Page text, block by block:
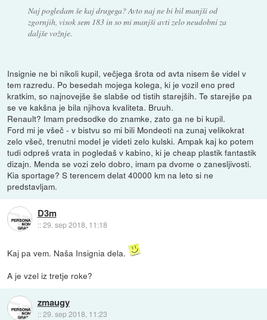
Naj pogledam še kaj drugega? Avto naj ne bi bil manjši od
zgornjih, visok sem 183 in so mi manjši avti zelo neudobni za
daljše vožnje.
Insignie ne bi nikoli kupil, večjega šrota od avta nisem še videl v
tem razredu. Po besedah mojega kolega, ki je vozil eno pred
kratkim, so najnovejše še slabše od tistih starejših. Te starejše pa
se ve kakšna je bila njihova kvaliteta. Bruuh.
Renault? Imam predsodke do znamke, zato ga ne bi kupil.
Ford mi je všeč - v bistvu so mi bili Mondeoti na zunaj velikokrat
zelo všeč, trenutni model je videti zelo kulski. Ampak kaj ko potem
tudi odpreš vrata in pogledaš v kabino, ki je cheap plastik fantastik
dizajn. Menda se vozi zelo dobro, imam pa dvome o zanesljivosti.
Kia sportage? S terencem delat 40000 km na leto si ne
predstavljam.
D3m
::29. sep 2018, 11:18
Kaj pa vem. Naša Insignia dela.
A je vzel iz tretje roke?
zmaugy
::29. sep 2018, 11:23